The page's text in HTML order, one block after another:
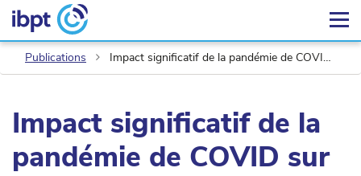
Publications Impact significatif de la pandémie de COVID sur le marché postal belge en 2020
Impact significatif de la
pandémie de COVID sur